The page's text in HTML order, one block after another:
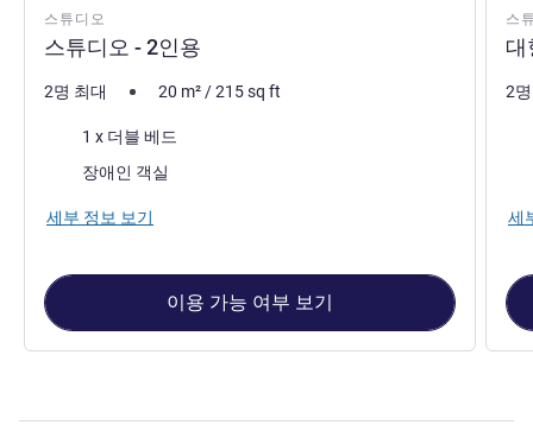
스튜디오
스튜디오 - 2인용
2명 최대 20 m²/215sq ft
1 x 더블 베드
장애인 객실
세부 정보 보기
이용 가능 여부 보기
스
대
2
세